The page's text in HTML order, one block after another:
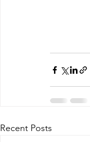
Recent Posts